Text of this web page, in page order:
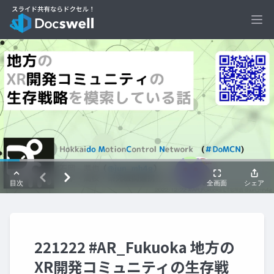
221222 #AR_Fukuoka 地方の
XR開発コミュニティの生存戦